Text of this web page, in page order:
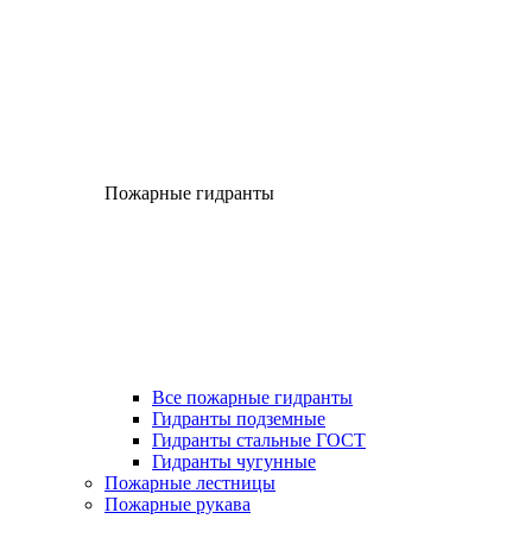
Пожарные гидранты
Все пожарные гидранты
Гидранты подземные
Гидранты стальные ГОСТ
Гидранты чугунные
Пожарные лестницы
Пожарные рукава